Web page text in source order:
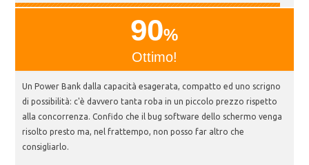
90%
Ottimo!
Un Power Bank dalla capacità esagerata, compatto ed uno scrigno
di possibilità: c'è davvero tanta roba in un piccolo prezzo rispetto
alla concorrenza. Confido che il bug software dello schermo venga
risolto presto ma, nel frattempo, non posso far altro che
consigliarlo.